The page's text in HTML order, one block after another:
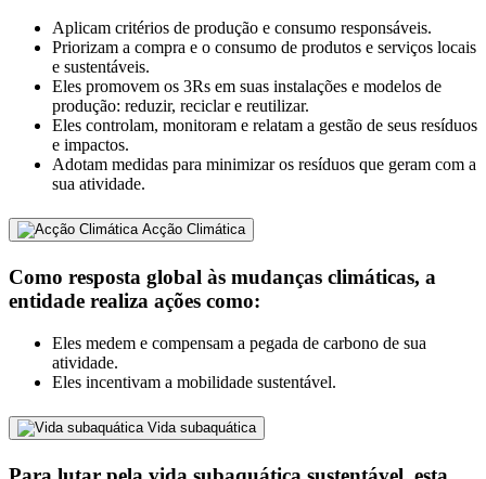
Aplicam critérios de produção e consumo responsáveis.
Priorizam a compra e o consumo de produtos e serviços locais
e sustentáveis.
Eles promovem os 3Rs em suas instalações e modelos de
produção: reduzir, reciclar e reutilizar.
Eles controlam, monitoram e relatam a gestão de seus resíduos
e impactos.
Adotam medidas para minimizar os resíduos que geram com a
sua atividade.
Acção Climática
Como resposta global às mudanças climáticas, a
entidade realiza ações como:
Eles medem e compensam a pegada de carbono de sua
atividade.
Eles incentivam a mobilidade sustentável.
Vida subaquática